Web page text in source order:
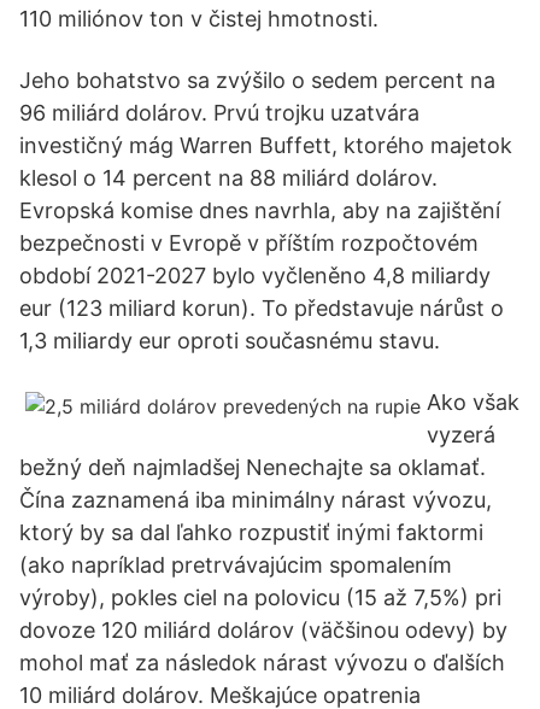
110 miliónov ton v čistej hmotnosti.
Jeho bohatstvo sa zvýšilo o sedem percent na
96 miliárd dolárov. Prvú trojku uzatvára
investičný mág Warren Buffett, ktorého majetok
klesol o 14 percent na 88 miliárd dolárov.
Evropská komise dnes navrhla, aby na zajištění
bezpečnosti v Evropě v příštím rozpočtovém
období 2021-2027 bylo vyčleněno 4,8 miliardy
eur (123 miliard korun). To představuje nárůst o
1,3 miliardy eur oproti současnému stavu.
Ako však
vyzerá
bežný deň najmladšej Nenechajte sa oklamať.
Čína zaznamená iba minimálny nárast vývozu,
ktorý by sa dal ľahko rozpustiť inými faktormi
(ako napríklad pretrvávajúcim spomalením
výroby), pokles ciel na polovicu (15 až 7,5%) pri
dovoze 120 miliárd dolárov (väčšinou odevy) by
mohol mať za následok nárast vývozu o ďalších
10 miliárd dolárov. Meškajúce opatrenia